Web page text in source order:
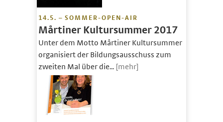
14.5. – SOMMER-OPEN-AIR
Mårtiner Kultursummer 2017
Unter dem Motto Mårtiner Kultursummer
organisiert der Bildungsausschuss zum
zweiten Mal über die... [mehr]